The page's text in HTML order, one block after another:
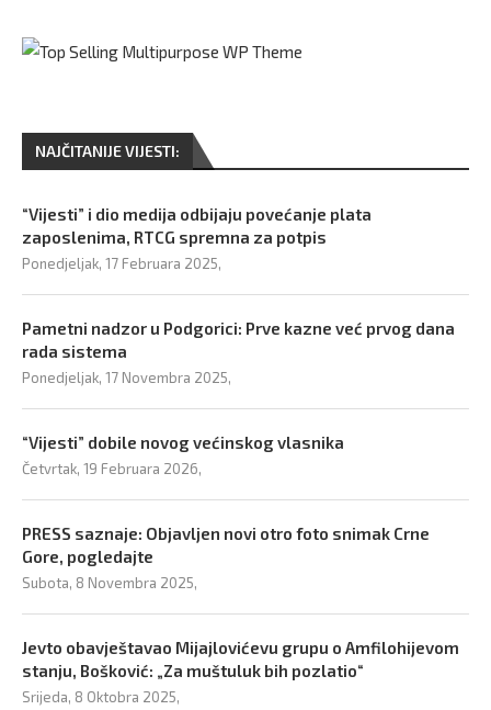
NAJČITANIJE VIJESTI:
“Vijesti” i dio medija odbijaju povećanje plata
zaposlenima, RTCG spremna za potpis
Ponedjeljak, 17 Februara 2025,
Pametni nadzor u Podgorici: Prve kazne već prvog dana
rada sistema
Ponedjeljak, 17 Novembra 2025,
“Vijesti” dobile novog većinskog vlasnika
Četvrtak, 19 Februara 2026,
PRESS saznaje: Objavljen novi otro foto snimak Crne
Gore, pogledajte
Subota, 8 Novembra 2025,
Jevto obavještavao Mijajlovićevu grupu o Amfilohijevom
stanju, Bošković: „Za muštuluk bih pozlatio“
Srijeda, 8 Oktobra 2025,